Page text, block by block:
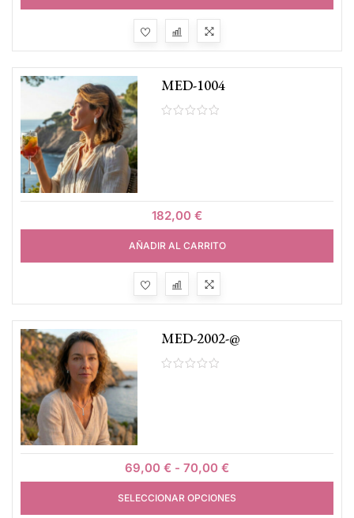
MED-1004
182,00 €
AÑADIR AL CARRITO
MED-2002-@
69,00 € - 70,00 €
SELECCIONAR OPCIONES